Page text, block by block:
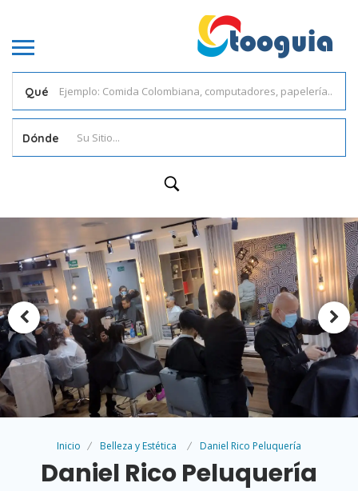
Qué
Dónde
Inicio Belleza y Estética Daniel Rico Peluquería
Daniel Rico Peluquería